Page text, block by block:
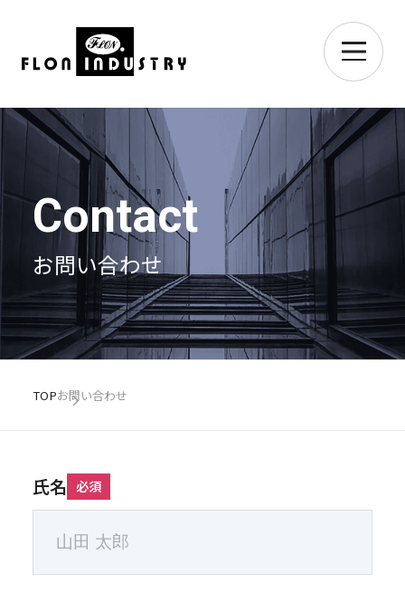
Contact
お問い合わせ
TOPお問い合わせ
氏名 必須